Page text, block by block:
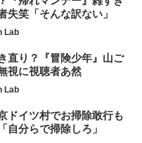
失笑「そんな訳ない」
Lab
直り？『冒険少年』山ご
視に視聴者あ然
Lab
ドイツ村でお掃除敢行も
自分らで掃除しろ」